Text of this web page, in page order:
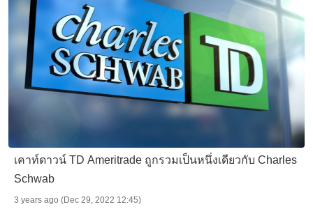
เคาท์ดาวน์ TD Ameritrade ถูกรวมเป็นหนึ่งเดียวกับ Charles
Schwab
3 years ago (Dec 29, 2022 12:45)